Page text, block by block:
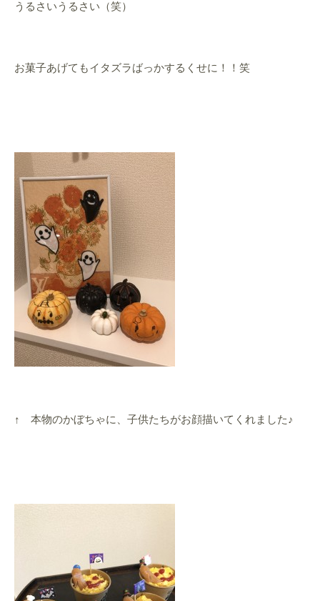
うるさいうるさい（笑）
お菓子あげてもイタズラばっかするくせに！！笑
↑ 本物のかぼちゃに、子供たちがお顔描いてくれました♪